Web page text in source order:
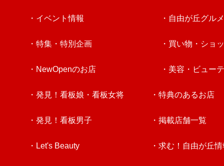
・イベント情報
・特集・特別企画
・NewOpenのお店
・発見！看板娘・看板女将
・発見！看板男子
・Let's Beauty
・自由が丘グルメ
・買い物・ショ
・美容・ビュー
・特典のあるお店
・掲載店舗一覧
・求む！自由が丘